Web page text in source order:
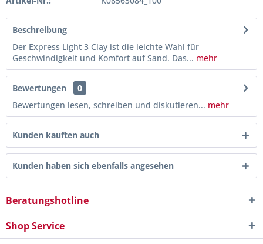
Beschreibung
Der Express Light 3 Clay ist die leichte Wahl für
Geschwindigkeit und Komfort auf Sand. Das... mehr
Bewertungen
0
Bewertungen lesen, schreiben und diskutieren... mehr
Kunden kauften auch
Kunden haben sich ebenfalls angesehen
Beratungshotline
Shop Service